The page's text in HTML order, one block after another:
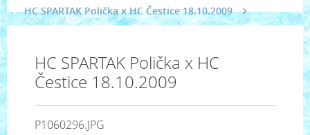
HC SPARTAK Polička x HC Čestice 18.10.2009
HC SPARTAK Polička x HC
Čestice 18.10.2009
P1060296.JPG